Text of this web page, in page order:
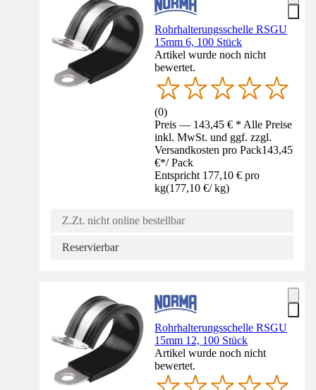
Rohrhalterungsschelle RSGU
15mm 6, 100 Stück
Artikel wurde noch nicht
bewertet.
(0)
Preis — 143,45 € * Alle Preise
inkl. MwSt. und ggf. zzgl.
Versandkosten pro Pack143,45
€*/ Pack
Entspricht 177,10 € pro
kg(177,10 €/ kg)
Z.Zt. nicht online bestellbar
Reservierbar
Rohrhalterungsschelle RSGU
15mm 12, 100 Stück
Artikel wurde noch nicht
bewertet.